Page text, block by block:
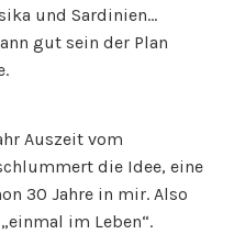
und Sardinien…
gut sein der Plan
Auszeit vom
die Idee, eine
30 Jahre in mir. Also
im Leben“.